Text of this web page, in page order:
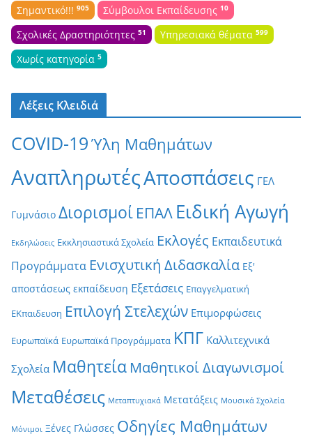
Σημαντικό!!! 905 Σύμβουλοι Εκπαίδευσης 10
Σχολικές Δραστηριότητες 51 Υπηρεσιακά θέματα 599
Χωρίς κατηγορία 5
Λέξεις Κλειδιά
COVID-19Ύλη Μαθημάτων
ΑναπληρωτέςΑποσπάσεις ΓΕΛ
Γυμνάσιο Διορισμοί ΕΠΑΛ Ειδική Αγωγή
Εκδηλώσεις Εκκλησιαστικά Σχολεία Εκλογές Εκπαιδευτικά
Προγράμματα Ενισχυτική Διδασκαλία Εξ'
αποστάσεως εκπαίδευση Εξετάσεις Επαγγελματική
ΕΚπαιδευση Επιλογή Στελεχών Επιμορφώσεις
Ευρωπαϊκά Ευρωπαϊκά Προγράμματα ΚΠΓ Καλλιτεχνικά
Σχολεία Μαθητεία Μαθητικοί Διαγωνισμοί
Μεταθέσεις Μεταπτυχιακά Μετατάξεις Μουσικά Σχολεία
Μόνιμοι Ξένες Γλώσσες Οδηγίες Μαθημάτων